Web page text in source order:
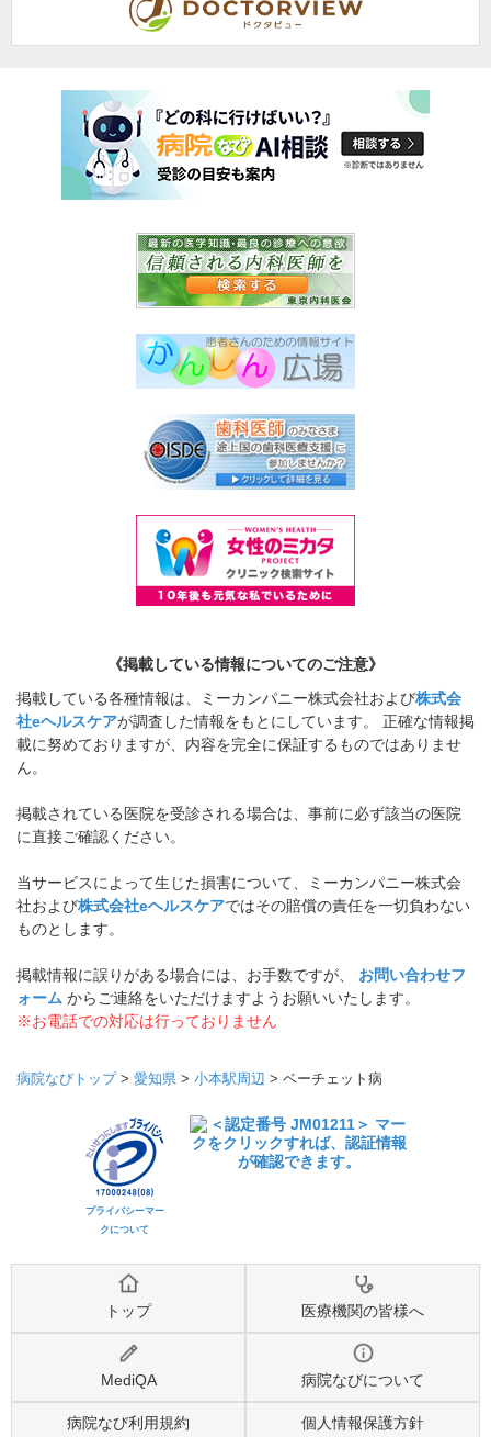
《掲載している情報についてのご注意》
掲載している各種情報は、ミーカンパニー株式会社および株式会
社eヘルスケアが調査した情報をもとにしています。 正確な情報掲
載に努めておりますが、内容を完全に保証するものではありませ
ん。
掲載されている医院を受診される場合は、事前に必ず該当の医院
に直接ご確認ください。
当サービスによって生じた損害について、ミーカンパニー株式会
社および株式会社eヘルスケアではその賠償の責任を一切負わない
ものとします。
掲載情報に誤りがある場合には、お手数ですが、 お問い合わせフ
ォーム からご連絡をいただけますようお願いいたします。
※お電話での対応は行っておりません
病院なびトップ> 愛知県 > 小本駅周辺 > ベーチェット病
プライバシーマー
クについて
トップ 医療機関の皆様へ
MediQA 病院なびについて
病院なび利用規約 個人情報保護方針